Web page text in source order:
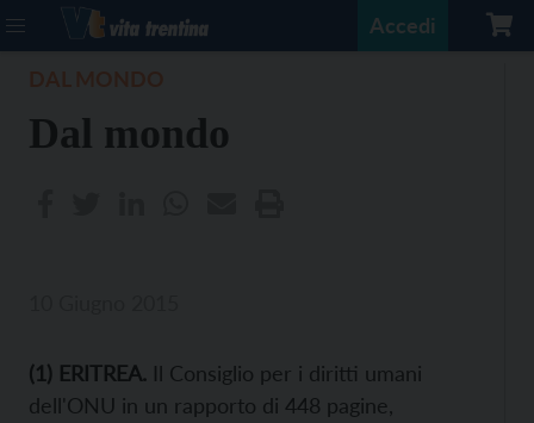
Accedi
Dal mondo
(1) ERITREA. Il Consiglio per i diritti umani
dell'ONU in un rapporto di 448 pagine,